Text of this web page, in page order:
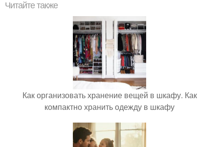
Читайте также
Как организовать хранение вещей в шкафу. Как
компактно хранить одежду в шкафу